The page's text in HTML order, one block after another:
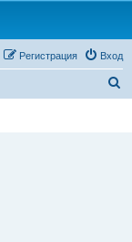
Вход
Регистрация